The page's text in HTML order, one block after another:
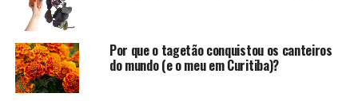
Por que o tagetão conquistou os canteiros
do mundo (e o meu em Curitiba)?